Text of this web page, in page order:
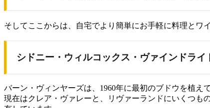
そしてここからは、自宅でより簡単にお手軽に料理とワ
シドニー・ウィルコックス・ヴァインドライ
バーン・ヴィンヤーズは、1960年に最初のブドウを植え
現在はクレア・ヴァレーと、リヴァーランドにいくつも